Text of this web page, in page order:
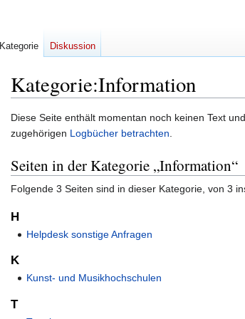
Kategorie:Information
Zur
Navigation
Zur
Suche
Diese Seite enthält momentan noch keinen Text
zugehörigen Logbücher betrachten.
Seiten in der Kategorie „Information“
Folgende 3 Seiten sind in dieser Kategorie, von 3
H
Helpdesk sonstige Anfragen
K
Kunst- und Musikhochschulen
T
Kategorie Diskussion